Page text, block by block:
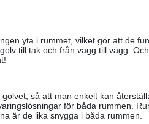
yta i rummet, vilket gör att de
till tak och från vägg till vägg.
så att man enkelt kan
för båda rummen.
är de lika snygga i båda rummen.